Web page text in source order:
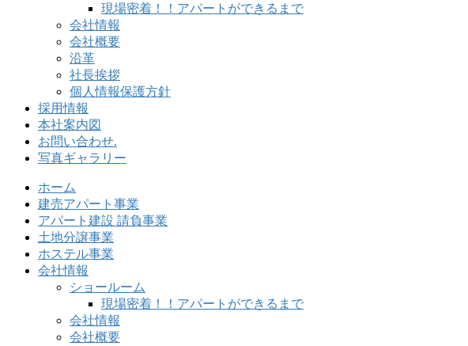
現場密着！！アパートができるまで
会社情報
会社概要
沿革
社長挨拶
個人情報保護方針
採用情報
本社案内図
お問い合わせ.
写真ギャラリー
ホーム
建売アパート事業
アパート建設 請負事業
土地分譲事業
ホステル事業
会社情報
ショールーム
現場密着！！アパートができるまで
会社情報
会社概要